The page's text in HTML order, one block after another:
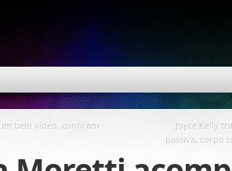
belo vídeo, confiram
Joyce Kelly
passiva, corpo